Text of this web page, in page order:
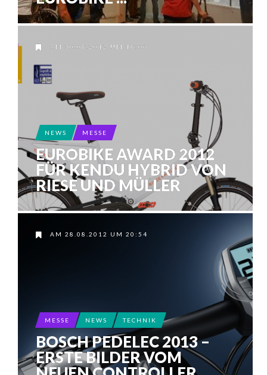
AM 30.08.2012 UM 18:06
NEWS MESSE
EUROBIKE AWARD 2012
FÜR KENDU HYBRID VON
RIESE UND MÜLLER
AM 28.08.2012 UM 20:54
MESSE NEWS TECHNIK
BOSCH PEDELEC 2013 –
ERSTE BILDER VOM